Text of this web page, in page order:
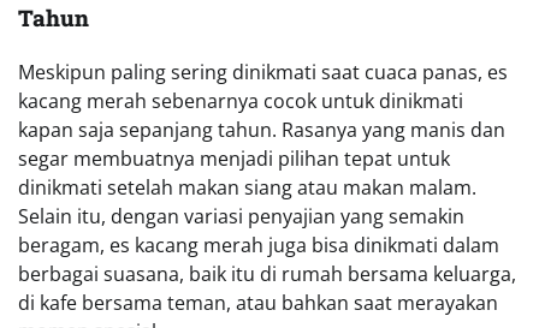
Tahun
Meskipun paling sering dinikmati saat cuaca panas, es
kacang merah sebenarnya cocok untuk dinikmati
kapan saja sepanjang tahun. Rasanya yang manis dan
segar membuatnya menjadi pilihan tepat untuk
dinikmati setelah makan siang atau makan malam.
Selain itu, dengan variasi penyajian yang semakin
beragam, es kacang merah juga bisa dinikmati dalam
berbagai suasana, baik itu di rumah bersama keluarga,
di kafe bersama teman, atau bahkan saat merayakan